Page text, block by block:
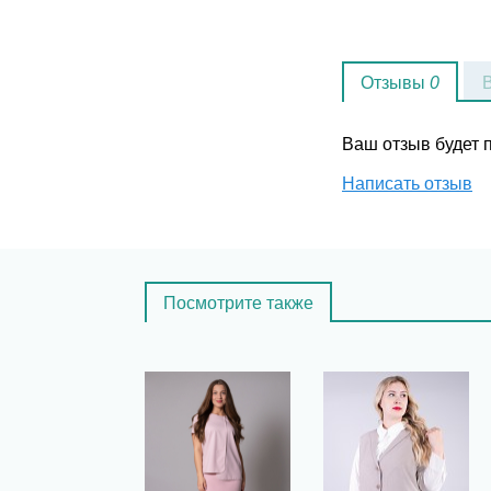
Отзывы 0
Ваш отзыв будет
Написать отзыв
Посмотрите также